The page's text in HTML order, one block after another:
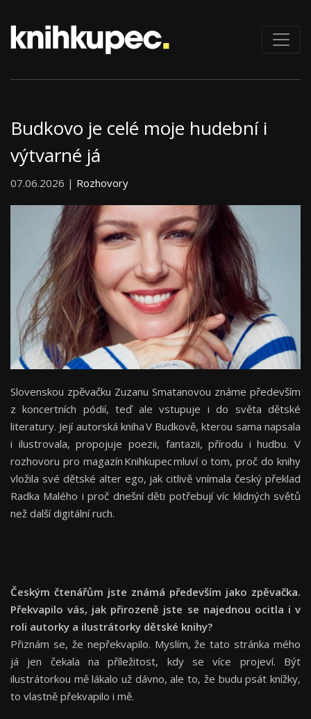
Budkovo je celé moje hudební i
výtvarné já
07.06.2026 | Rozhovory
Slovenskou zpěvačku Zuzanu Smatanovou známe především
z koncertních pódií, teď ale vstupuje i do světa dětské
literatury. Její autorská kniha V Budkově, kterou sama napsala
i ilustrovala, propojuje poezii, fantazii, přírodu i hudbu. V
rozhovoru pro magazín Knihkupec mluví o tom, proč do knihy
vložila své dětské alter ego, jak citlivě vnímala český překlad
Radka Malého i proč dnešní děti potřebují víc klidných světů
než další digitální ruch.
Českým čtenářům jste známá především jako zpěvačka.
Překvapilo vás, jak přirozeně jste se najednou ocitla i v
roli autorky a ilustrátorky dětské knihy?
Přiznám se, že nepřekvapilo. Myslím, že tato stránka mého
já jen čekala na příležitost, kdy se více projeví. Být
ilustrátorkou mě lákalo už dávno, ale to, že budu psát knížky,
to vlastně překvapilo i mě.